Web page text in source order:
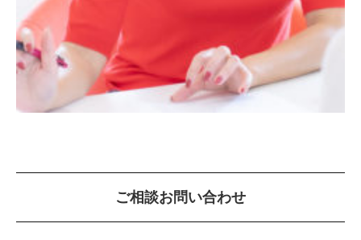
ご相談お問い合わせ